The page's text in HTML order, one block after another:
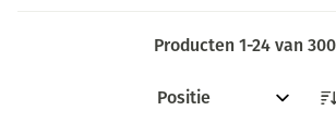
Producten 1-24van 300
Sorteer op: